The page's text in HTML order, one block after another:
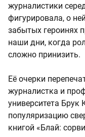
журналистики
фигурировала, о
забытых героинях
наши дни, когда
сложно принизить.
Её очерки
журналистка и
университета Брук
популяризацию
книгой «Блай: